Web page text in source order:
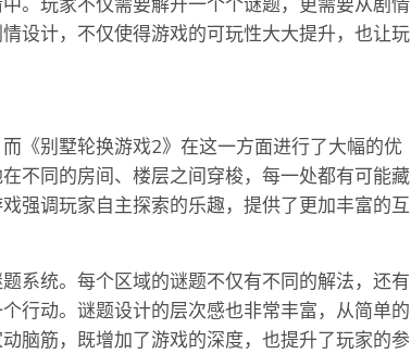
设计，不仅使得游戏的可玩性大大提升，也让玩
《别墅轮换游戏2》在这一方面进行了大幅的优
不同的房间、楼层之间穿梭，每一处都有可能藏
强调玩家自主探索的乐趣，提供了更加丰富的互
系统。每个区域的谜题不仅有不同的解法，还有
行动。谜题设计的层次感也非常丰富，从简单的
脑筋，既增加了游戏的深度，也提升了玩家的参